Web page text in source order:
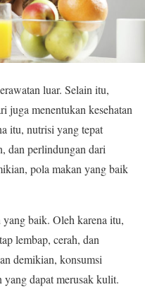
luar. Selain itu,
juga menentukan kesehatan
itu, nutrisi yang tepat
dan perlindungan dari
pola makan yang baik
baik. Oleh karena itu,
lembap, cerah, dan
demikian, konsumsi
yang dapat merusak kulit.